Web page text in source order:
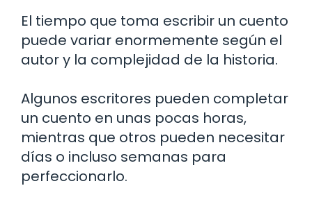
El tiempo que toma escribir un cuento
puede variar enormemente según el
autor y la complejidad de la historia.
Algunos escritores pueden completar
un cuento en unas pocas horas,
mientras que otros pueden necesitar
días o incluso semanas para
perfeccionarlo.